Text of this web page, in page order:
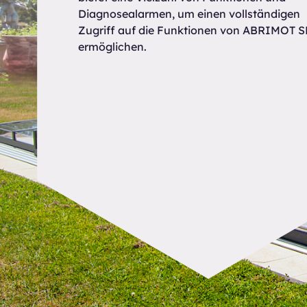
Diagnosealarmen, um einen vollständigen
Zugriff auf die Funktionen von ABRIMOT
ermöglichen.